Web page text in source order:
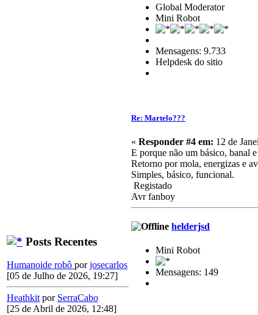
Posts Recentes
Humanoide robô porjosecarlos
[05 de Julho de 2026, 19:27]
Heathkit por SerraCabo
[25 de Abril de 2026, 12:48]
Global Moderator
Mini Robot
Mensagens: 9.733
Helpdesk do sitio
Re: Martelo???
« Responder #4 em: 12 de
E porque não um básico, banal
Retorno por mola, energizas e
Simples, básico, funcional.
Registado
Avr fanboy
helderjsd
Mini Robot
Mensagens: 149